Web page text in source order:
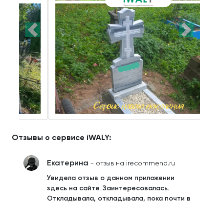
Отзывы о сервисе iWALY:
Екатерина - отзыв на irecommend.ru
Увидела отзыв о данном приложении
здесь на сайте. Заинтересовалась.
Откладывала, откладывала, пока почти в